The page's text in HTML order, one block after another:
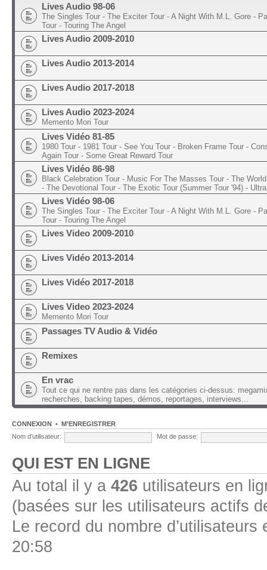
Lives Audio 98-06
The Singles Tour - The Exciter Tour - A Night With M.L. Gore -
Tour - Touring The Angel
Lives Audio 2009-2010
Lives Audio 2013-2014
Lives Audio 2017-2018
Lives Audio 2023-2024
Memento Mori Tour
Lives Vidéo 81-85
1980 Tour - 1981 Tour - See You Tour - Broken Frame Tour -
Again Tour - Some Great Reward Tour
Lives Vidéo 86-98
Black Celebration Tour - Music For The Masses Tour - The
- The Devotional Tour - The Exotic Tour (Summer Tour '94) -
Lives Vidéo 98-06
The Singles Tour - The Exciter Tour - A Night With M.L. Gore -
Tour - Touring The Angel
Lives Video 2009-2010
Lives Vidéo 2013-2014
Lives Vidéo 2017-2018
Lives Video 2023-2024
Memento Mori Tour
Passages TV Audio & Vidéo
Remixes
En vrac
Tout ce qui ne rentre pas dans les catégories ci-dessus:
recherches, backing tapes, démos, reportages, interviews...
CONNEXION • M’ENREGISTRER
Nom d’utilisateur:
Mot de passe:
QUI EST EN LIGNE
Au total il y a 426 utilisateurs en
(basées sur les utilisateurs actifs
Le record du nombre
20:58